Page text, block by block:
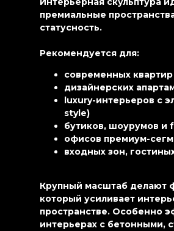
премиальные
статусность.
Рекомендуется для:
современных
дизайнерских
luxury-интерьеров с
style)
бутиков, шоурумов и
офисов премиум-
входных зон,
Крупный масштаб делают
который усиливает
пространстве. Особенно
интерьерах с бетонными,